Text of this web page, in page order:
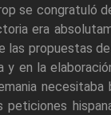
se congratuló
era
las propuestas
y en la
peticiones